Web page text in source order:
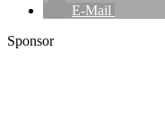
E-Mail
Sponsor